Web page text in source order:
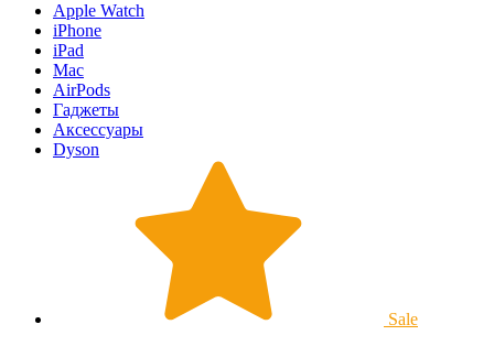
Apple Watch
iPhone
iPad
Mac
AirPods
Гаджеты
Аксессуары
Dyson
Sale